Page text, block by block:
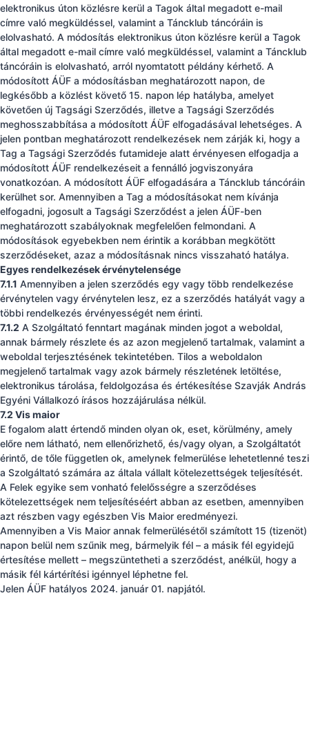
elektronikus úton közlésre kerül a Tagok által megadott e-mail
címre való megküldéssel, valamint a Táncklub táncóráin is
elolvasható. A módosítás elektronikus úton közlésre kerül a Tagok
által megadott e-mail címre való megküldéssel, valamint a Táncklub
táncóráin is elolvasható, arról nyomtatott példány kérhető. A
módosított ÁÜF a módosításban meghatározott napon, de
legkésőbb a közlést követő 15. napon lép hatályba, amelyet
követően új Tagsági Szerződés, illetve a Tagsági Szerződés
meghosszabbítása a módosított ÁÜF elfogadásával lehetséges. A
jelen pontban meghatározott rendelkezések nem zárják ki, hogy a
Tag a Tagsági Szerződés futamideje alatt érvényesen elfogadja a
módosított ÁÜF rendelkezéseit a fennálló jogviszonyára
vonatkozóan. A módosított ÁÜF elfogadására a Táncklub táncóráin
kerülhet sor. Amennyiben a Tag a módosításokat nem kívánja
elfogadni, jogosult a Tagsági Szerződést a jelen ÁÜF-ben
meghatározott szabályoknak megfelelően felmondani. A
módosítások egyebekben nem érintik a korábban megkötött
szerződéseket, azaz a módosításnak nincs visszaható hatálya.
Egyes rendelkezések érvénytelensége
7.1.1 Amennyiben a jelen szerződés egy vagy több rendelkezése
érvénytelen vagy érvénytelen lesz, ez a szerződés hatályát vagy a
többi rendelkezés érvényességét nem érinti.
7.1.2 A Szolgáltató fenntart magának minden jogot a weboldal,
annak bármely részlete és az azon megjelenő tartalmak, valamint a
weboldal terjesztésének tekintetében. Tilos a weboldalon
megjelenő tartalmak vagy azok bármely részletének letöltése,
elektronikus tárolása, feldolgozása és értékesítése Szavják András
Egyéni Vállalkozó írásos hozzájárulása nélkül.
7.2 Vis maior
E fogalom alatt értendő minden olyan ok, eset, körülmény, amely
előre nem látható, nem ellenőrizhető, és/vagy olyan, a Szolgáltatót
érintő, de tőle független ok, amelynek felmerülése lehetetlenné teszi
a Szolgáltató számára az általa vállalt kötelezettségek teljesítését.
A Felek egyike sem vonható felelősségre a szerződéses
kötelezettségek nem teljesítéséért abban az esetben, amennyiben
azt részben vagy egészben Vis Maior eredményezi.
Amennyiben a Vis Maior annak felmerülésétől számított 15 (tizenöt)
napon belül nem szűnik meg, bármelyik fél – a másik fél egyidejű
értesítése mellett – megszüntetheti a szerződést, anélkül, hogy a
másik fél kártérítési igénnyel léphetne fel.
Jelen ÁÜF hatályos 2024. január 01. napjától.